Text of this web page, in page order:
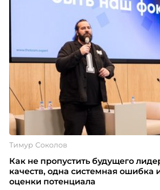
кадровых ошибок. В этой статье
руководитель отдела подбора
рекрутинговой компании,
распространенные мифы о зумерах
почему устаревшие представления
бизнесу находить и удерживать
сотрудников.
Тимур Соколов
Как не пропустить будущего
качеств, одна системная ошибка
оценки потенциала